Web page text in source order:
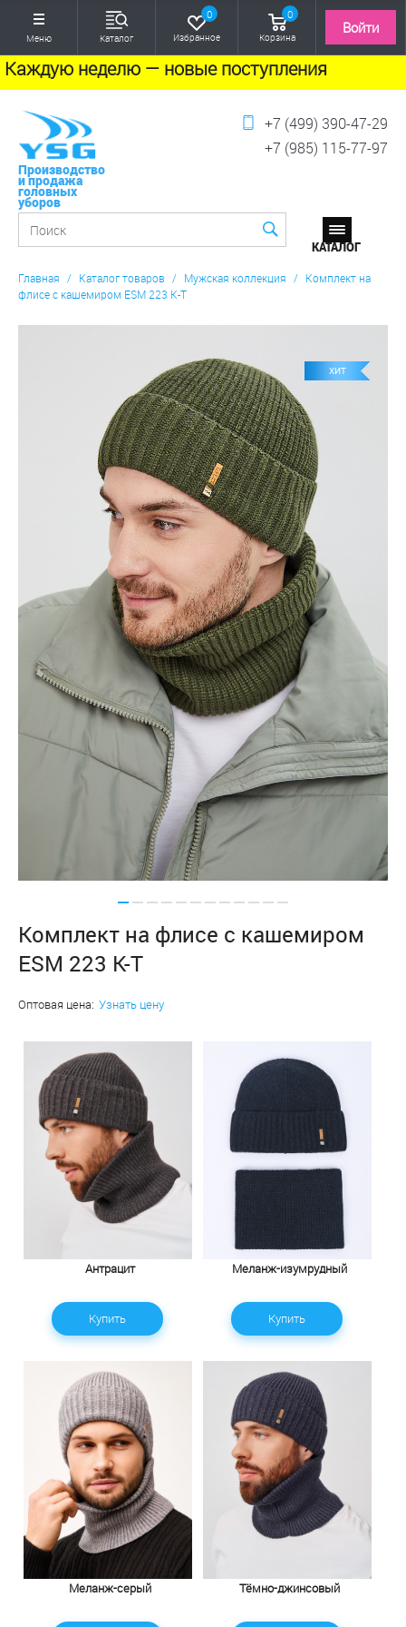
Меню Каталог
0
Избранное
0
Корзина
Войти
Каждую неделю — новые поступления
Производство
и продажа
головных
уборов
+7 (499) 390-47-29
+7 (985) 115-77-97
Главная / Каталог товаров / Мужская коллекция / Комплект на
флисе с кашемиром ESM 223 К-Т
ХИТ
Комплект на флисе с кашемиром
ESM 223 К-Т
Оптовая цена: Узнать цену
Антрацит
Купить
Меланж-изумрудный
Купить
Меланж-серый Тёмно-джинсовый